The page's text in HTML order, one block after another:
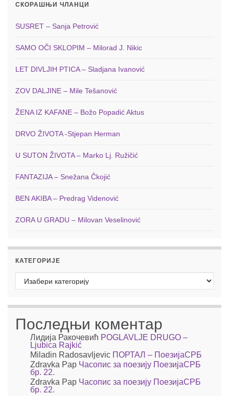
СКОРАШЊИ ЧЛАНЦИ
SUSRET – Sanja Petrović
SAMO OČI SKLOPIM – Milorad J. Nikic
LET DIVLJIH PTICA – Sladjana Ivanović
ZOV DALJINE – Mile Tešanović
ŽENA IZ KAFANE – Božo Popadić Aktus
DRVO ŽIVOTA -Stjepan Herman
U SUTON ŽIVOTA – Marko Lj. Ružičić
FANTAZIJA – Snežana Čkojić
BEN AKIBA – Predrag Videnović
ZORA U GRADU – Milovan Veselinović
КАТЕГОРИЈЕ
Категорије
Последњи коментар
Лидија Ракочевић POGLAVLJE DRUGO –
Ljubica Rajkić
Miladin Radosavljevic ПОРТАЛ – ПоезијаСРБ
Zdravka Pap Часопис за поезију ПоезијаСРБ
бр. 22.
Zdravka Pap Часопис за поезију ПоезијаСРБ
бр. 22.